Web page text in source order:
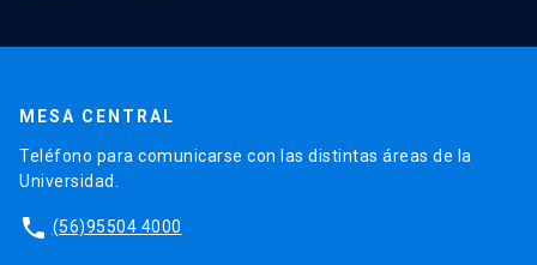
MESA CENTRAL
Teléfono para comunicarse con las distintas áreas de la
Universidad.
phone (56)95504 4000